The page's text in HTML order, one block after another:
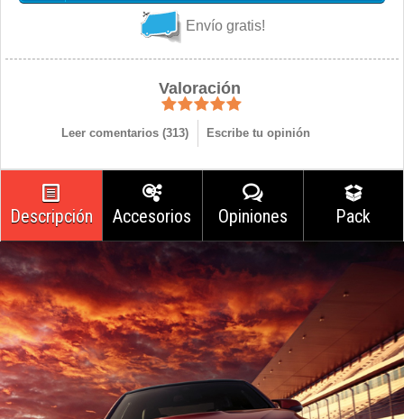
Envío gratis!
Valoración
Leer comentarios (313) Escribe tu opinión
Descripción Accesorios Opiniones Pack